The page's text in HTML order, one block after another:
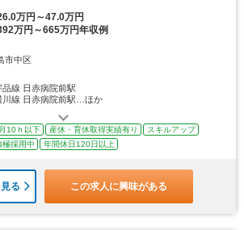
万円～47.0万円
万円～665万円年収例
市中区
品線 日赤病院前駅
川線 日赤病院前駅…ほか
10ｈ以下 産休・育休取得実績有り
スキルアップ
極採用中 年間休日120日以上
る この求人に興味がある